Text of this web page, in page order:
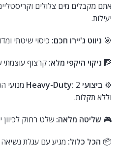
אתם מקבלים מים צלולים
יעילות.
🎯 ניווט ג'יירו חכם: כיסוי שיטתי
🧗 ניקוי היקפי מלא: קרצוף
⚙️ ביצועי Heavy-Duty:
2
וללא תקלות.
🎮 שליטה מלאה:שלט רחוק לכיוון
📦 הכל כלול: מגיע עם עגלת נשיאה וכיסוי